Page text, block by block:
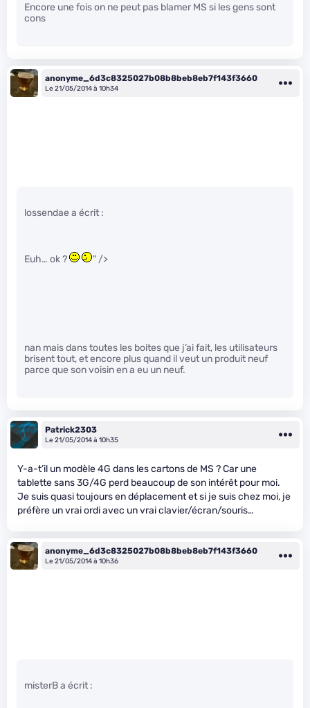
Encore une fois on ne peut pas blamer MS si les gens sont
cons
anonyme_6d3c8325027b08b8beb8eb7f143f3660
Le 21/05/2014 à 10h34
lossendae a écrit :
Euh… ok ? " />
nan mais dans toutes les boites que j’ai fait, les utilisateurs
brisent tout, et encore plus quand il veut un produit neuf
parce que son voisin en a eu un neuf.
Patrick2303
Le 21/05/2014 à 10h35
Y-a-t’il un modèle 4G dans les cartons de MS ? Car une
tablette sans 3G/4G perd beaucoup de son intérêt pour moi.
Je suis quasi toujours en déplacement et si je suis chez moi, je
préfère un vrai ordi avec un vrai clavier/écran/souris…
anonyme_6d3c8325027b08b8beb8eb7f143f3660
Le 21/05/2014 à 10h36
misterB a écrit :